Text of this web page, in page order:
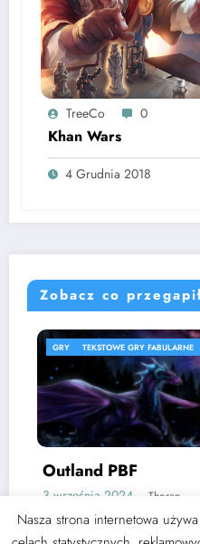
TreeCo 0
Khan Wars
4 Grudnia 2018
Zobacz co
GRY TEKSTOWE GRY FABULARNE
Outland PBF
3 września 2024 Thoran
Nasza strona internetowa